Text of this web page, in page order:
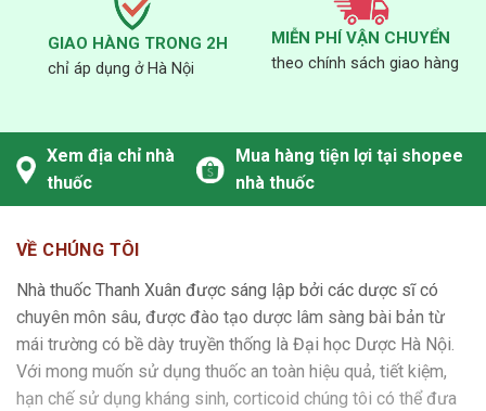
GIAO HÀNG TRONG 2H
chỉ áp dụng ở Hà Nội
MIỄN PHÍ VẬN CHUYỂN
theo chính sách giao hàng
Xem địa chỉ nhà
thuốc
Mua hàng tiện lợi tại shopee
nhà thuốc
VỀ CHÚNG TÔI
Nhà thuốc Thanh Xuân được sáng lập bởi các dược sĩ có
chuyên môn sâu, được đào tạo dược lâm sàng bài bản từ
mái trường có bề dày truyền thống là Đại học Dược Hà Nội.
Với mong muốn sử dụng thuốc an toàn hiệu quả, tiết kiệm,
hạn chế sử dụng kháng sinh, corticoid chúng tôi có thể đưa